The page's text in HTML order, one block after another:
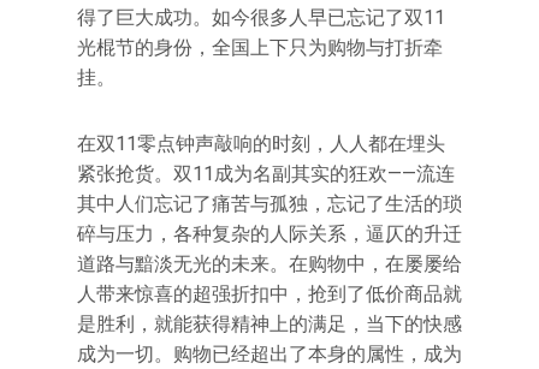
得了巨大成功。如今很多人早已忘记了双11
光棍节的身份，全国上下只为购物与打折牵
挂。
在双11零点钟声敲响的时刻，人人都在埋头
紧张抢货。双11成为名副其实的狂欢——流连
其中人们忘记了痛苦与孤独，忘记了生活的琐
碎与压力，各种复杂的人际关系，逼仄的升迁
道路与黯淡无光的未来。在购物中，在屡屡给
人带来惊喜的超强折扣中，抢到了低价商品就
是胜利，就能获得精神上的满足，当下的快感
成为一切。购物已经超出了本身的属性，成为